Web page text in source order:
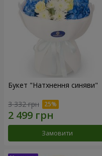
Букет "Натхнення синяви"
3 332 грн
Замовити